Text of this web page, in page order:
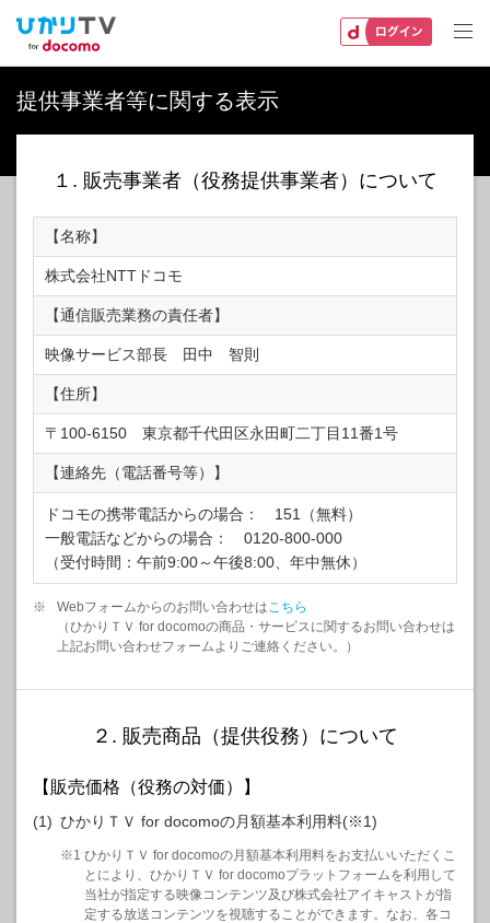
提供事業者等に関する表示
１. 販売事業者（役務提供事業者）について
【名称】
株式会社NTTドコモ
【通信販売業務の責任者】
映像サービス部長 田中 智則
【住所】
〒100-6150 東京都千代田区永田町二丁目11番1号
【連絡先（電話番号等）】
ドコモの携帯電話からの場合： 151（無料）
一般電話などからの場合： 0120-800-000
（受付時間：午前9:00～午後8:00、年中無休）
※ Webフォームからのお問い合わせはこちら
（ひかりＴＶ for docomoの商品・サービスに関するお問い合わせは
上記お問い合わせフォームよりご連絡ください。）
２. 販売商品（提供役務）について
【販売価格（役務の対価）】
(1) ひかりＴＶ for docomoの月額基本利用料(※1)
※1 ひかりＴＶ for docomoの月額基本利用料をお支払いいただくこ
とにより、ひかりＴＶ for docomoプラットフォームを利用して
当社が指定する映像コンテンツ及び株式会社アイキャストが指
定する放送コンテンツを視聴することができます。なお、各コ